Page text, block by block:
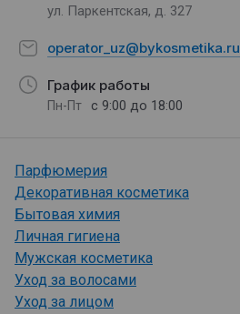
ул. Паркентская, д. 327
operator_uz@bykosmetika.ru
График работы
Пн-Пт с 9:00 до 18:00
Парфюмерия
Декоративная косметика
Бытовая химия
Личная гигиена
Мужская косметика
Уход за волосами
Уход за лицом